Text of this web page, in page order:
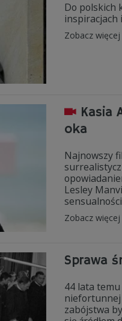
Do polskich
inspiracjach
Zobacz
Kasia
oka
Najnowszy
Lesley
Zobacz
Sprawa
44 lata
niefortunnej
zabójstwa